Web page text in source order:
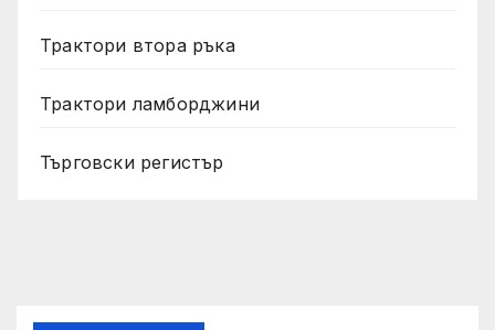
Трактори втора ръка
Трактори ламборджини
Търговски регистър